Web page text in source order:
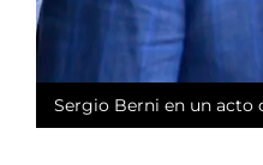
Sergio Berni en un acto